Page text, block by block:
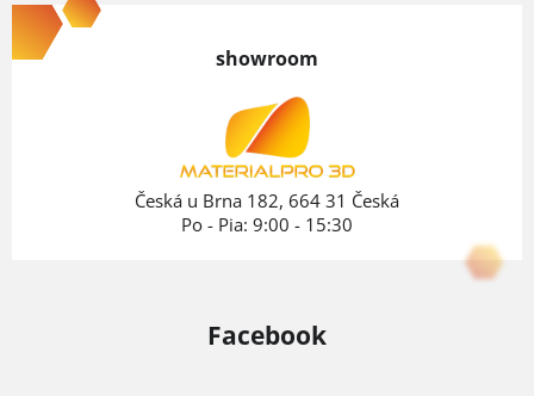
á
p
showroom
Česká u Brna 182, 664 31 Česká
Po - Pia: 9:00 - 15:30
Facebook